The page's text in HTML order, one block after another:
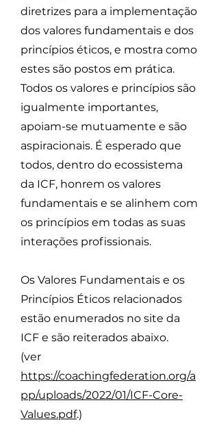
diretrizes para a implementação
dos valores fundamentais e dos
princípios éticos, e mostra como
estes são postos em prática.
Todos os valores e princípios são
igualmente importantes,
apoiam-se mutuamente e são
aspiracionais. É esperado que
todos, dentro do ecossistema
da ICF, honrem os valores
fundamentais e se alinhem com
os princípios em todas as suas
interações profissionais.
Os Valores Fundamentais e os
Princípios Éticos relacionados
estão enumerados no site da
ICF e são reiterados abaixo.
(ver
https://coachingfederation.org/a
pp/uploads/2022/01/ICF-Core-
Values.pdf.)